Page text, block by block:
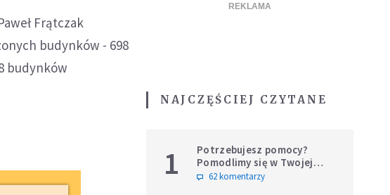
Frątczak
budynków - 698
budynków
NAJCZĘŚCIEJ CZYTANE
1
Potrzebujesz pomocy?
Pomodlimy się w Twojej
intencji
62 komentarzy